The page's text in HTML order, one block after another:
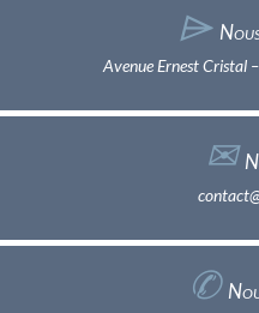
⌲
Avenue Ernest Cristal
✉︎
✆